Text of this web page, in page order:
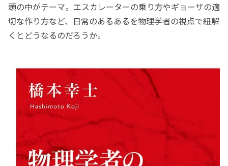
頭の中がテーマ。エスカレーターの乗り方やギョーザの適
切な作り方など、日常のあるあるを物理学者の視点で紐解
くとどうなるのだろうか。